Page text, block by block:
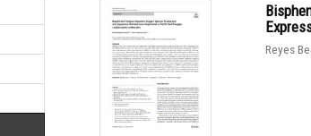
Reyes